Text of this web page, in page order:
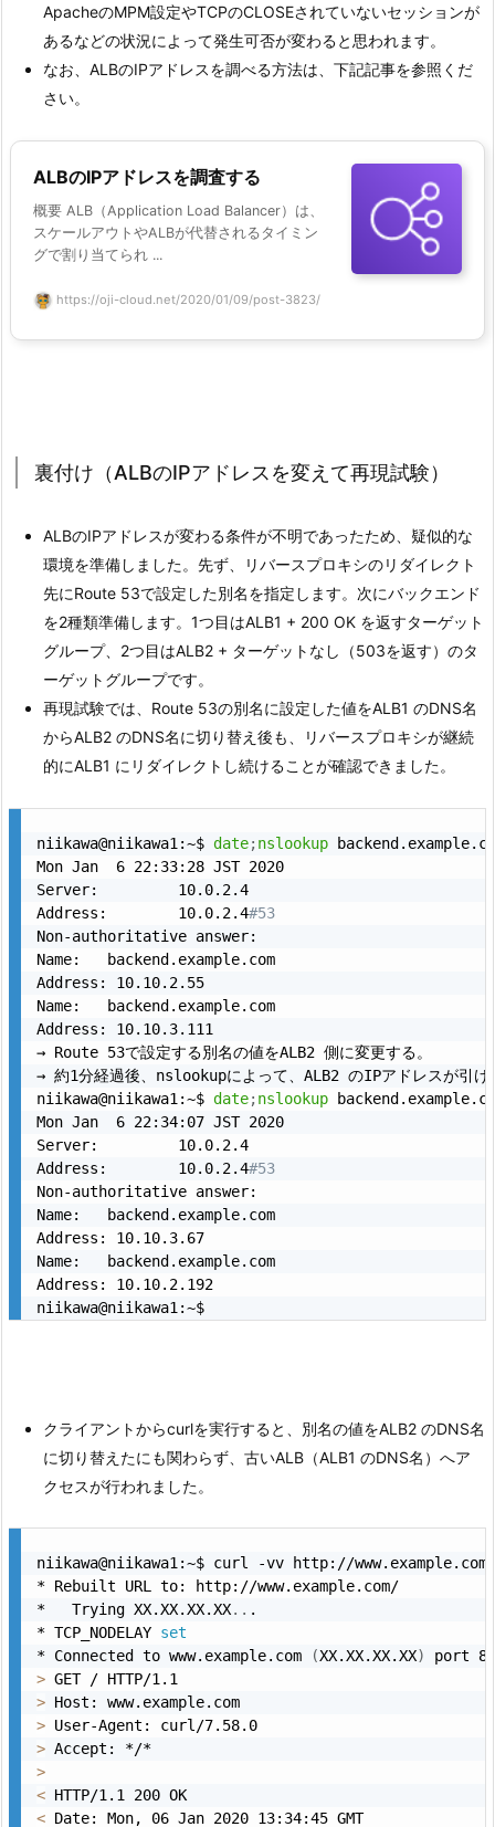
ApacheのMPM設定やTCPのCLOSEされていないセッションが
あるなどの状況によって発生可否が変わると思われます。
なお、ALBのIPアドレスを調べる方法は、下記記事を参照くだ
さい。
ALBのIPアドレスを調査する
概要 ALB（Application Load Balancer）は、
スケールアウトやALBが代替されるタイミン
グで割り当てられ ...
https://oji-cloud.net/2020/01/09/post-3823/
裏付け（ALBのIPアドレスを変えて再現試験）
ALBのIPアドレスが変わる条件が不明であったため、疑似的な
環境を準備しました。先ず、リバースプロキシのリダイレクト
先にRoute 53で設定した別名を指定します。次にバックエンド
を2種類準備します。1つ目はALB1 + 200 OK を返すターゲット
グループ、2つ目はALB2 + ターゲットなし（503を返す）のタ
ーゲットグループです。
再現試験では、Route 53の別名に設定した値をALB1 のDNS名
からALB2 のDNS名に切り替え後も、リバースプロキシが継続
的にALB1 にリダイレクトし続けることが確認できました。
niikawa@niikawa1:~$ date;nslookup
Mon Jan  6 22:33:28 JST 2020
Server:         10.0.2.4
Address:        10.0.2.4#53
Non-authoritative answer:
Name:   backend.example.com
Address: 10.10.2.55
Name:   backend.example.com
Address: 10.10.3.111
→ Route 53で設定する別名の値をALB2 側に変更する。
→ 約1分経過後、nslookupによって、ALB2 のIPアドレスが引け
niikawa@niikawa1:~$ date;nslookup
Mon Jan  6 22:34:07 JST 2020
Server:         10.0.2.4
Address:        10.0.2.4#53
Non-authoritative answer:
Name:   backend.example.com
Address: 10.10.3.67
Name:   backend.example.com
Address: 10.10.2.192
クライアントからcurlを実行すると、別名の値をALB2 のDNS名
に切り替えたにも関わらず、古いALB（ALB1 のDNS名）へア
クセスが行われました。
niikawa@niikawa1:~$ curl -vv http://www.example.com
* Rebuilt URL to: http://www.example.com/
*   Trying XX.XX.XX.XX.. .
* TCP_NODELAY set
* Connected to www.example.com
(XX.XX.XX.XX)
port
>
>
>
>
>
<
<